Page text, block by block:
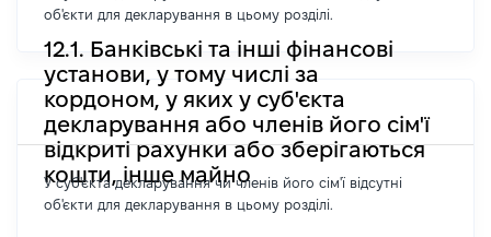
об'єкти для декларування в цьому розділі.
12.1. Банківські та інші фінансові
установи, у тому числі за
кордоном, у яких у суб'єкта
декларування або членів його сім'ї
відкриті рахунки або зберігаються
кошти, інше майно
У суб'єкта декларування чи членів його сім'ї відсутні
об'єкти для декларування в цьому розділі.